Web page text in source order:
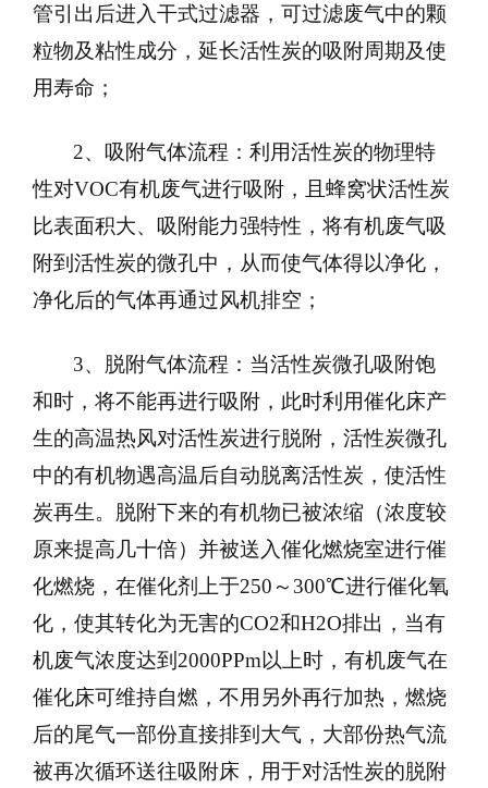
管引出后进入干式过滤器，可过滤废气中的颗
粒物及粘性成分，延长活性炭的吸附周期及使
用寿命；
2、吸附气体流程：利用活性炭的物理特
性对VOC有机废气进行吸附，且蜂窝状活性炭
比表面积大、吸附能力强特性，将有机废气吸
附到活性炭的微孔中，从而使气体得以净化，
净化后的气体再通过风机排空；
3、脱附气体流程：当活性炭微孔吸附饱
和时，将不能再进行吸附，此时利用催化床产
生的高温热风对活性炭进行脱附，活性炭微孔
中的有机物遇高温后自动脱离活性炭，使活性
炭再生。脱附下来的有机物已被浓缩（浓度较
原来提高几十倍）并被送入催化燃烧室进行催
化燃烧，在催化剂上于250～300℃进行催化氧
化，使其转化为无害的CO2和H2O排出，当有
机废气浓度达到2000PPm以上时，有机废气在
催化床可维持自燃，不用另外再行加热，燃烧
后的尾气一部份直接排到大气，大部份热气流
被再次循环送往吸附床，用于对活性炭的脱附